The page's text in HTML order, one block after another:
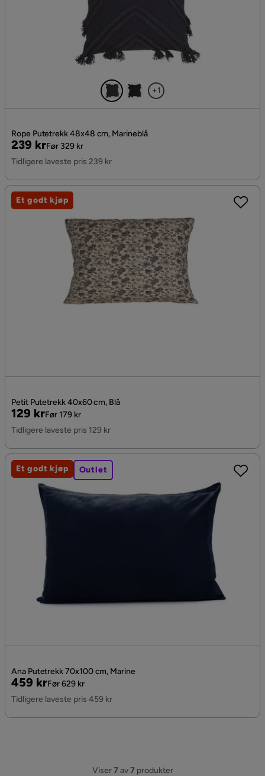
+1
Rope Putetrekk 48x48 cm, Marineblå
Pris
239 kr
Original
Pris
Før 329 kr
Tidligere laveste pris 239 kr
Petit Putetrekk 40x60 cm, Blå
Pris
129 kr
Original
Pris
Før 179 kr
Tidligere laveste pris 129 kr
Et godt kjøp
Ana Putetrekk 70x100 cm, Marine
Pris
459 kr
Original
Pris
Før 629 kr
Tidligere laveste pris 459 kr
Et godt kjøp Outlet
Viser7av7produkter